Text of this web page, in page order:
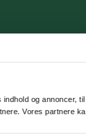
og annoncer,
Vores partnere